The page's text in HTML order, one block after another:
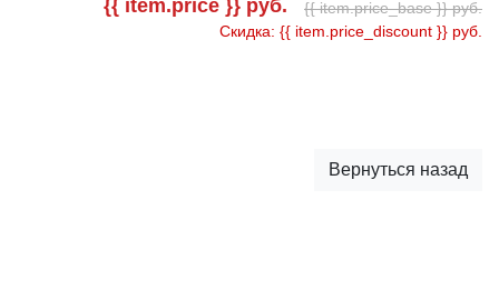
{{ item.price }} руб.
{{ item.price_base }} руб.
Скидка: {{ item.price_discount }} руб.
Вернуться назад